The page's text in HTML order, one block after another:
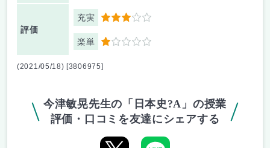
評価
充実 3
楽単 1
(2021/05/18) [3806975]
今津敏晃先生の「日本史?A」の授業
評価・口コミを友達にシェアする